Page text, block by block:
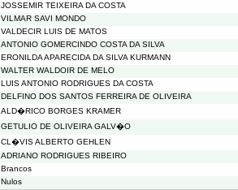
JOSSEMIR TEIXEIRA DA COSTA
VILMAR SAVI MONDO
VALDECIR LUIS DE MATOS
ANTONIO GOMERCINDO COSTA DA SILVA
ERONILDA APARECIDA DA SILVA KURMANN
WALTER WALDOIR DE MELO
LUIS ANTONIO RODRIGUES DA COSTA
DELFINO DOS SANTOS FERREIRA DE OLIVEIRA
ALD�RICO BORGES KRAMER
GETULIO DE OLIVEIRA GALV�O
CL�VIS ALBERTO GEHLEN
ADRIANO RODRIGUES RIBEIRO
Brancos
Nulos